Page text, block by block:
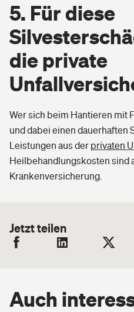
5. Für diese
die private
Wer sich beim Hantieren mit
und dabei einen dauerhaften
Leistungen aus der privaten
Heilbehandlungskosten sind
Krankenversicherung.
Jetzt teilen
Auch